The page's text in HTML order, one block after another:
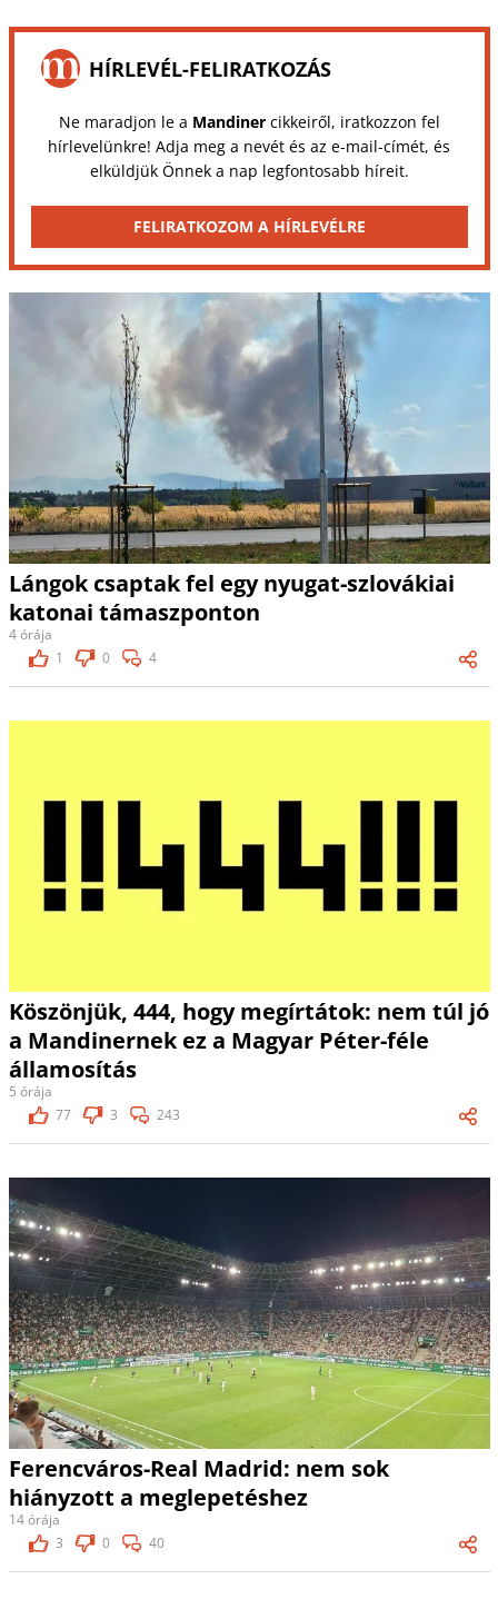
HÍRLEVÉL-FELIRATKOZÁS
Ne maradjon le a Mandinercikkeiről, iratkozzon fel
hírlevelünkre! Adja meg a nevét és az e-mail-címét, és
elküldjük Önnek a nap legfontosabb híreit.
FELIRATKOZOM A HÍRLEVÉLRE
Lángok csaptak fel egy nyugat-szlovákiai
katonai támaszponton
4 órája
1
0 4
Köszönjük, 444, hogy megírtátok: nem túl jó
a Mandinernek ez a Magyar Péter-féle
államosítás
5 órája
77
3 243
Ferencváros-Real Madrid: nem sok
hiányzott a meglepetéshez
14 órája
3
0 40